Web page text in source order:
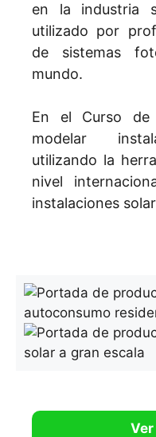
en la industria
utilizado por
de sistemas
mundo.
En el Curso de
modelar
utilizando la
nivel
instalaciones